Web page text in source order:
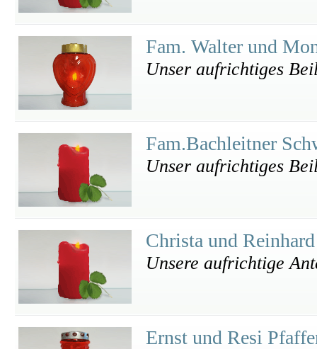
Fam. Walter und
Unser aufrichtiges
Fam.Bachleitner
Unser aufrichtiges
Christa und
Unsere aufrichtige
Ernst und Resi